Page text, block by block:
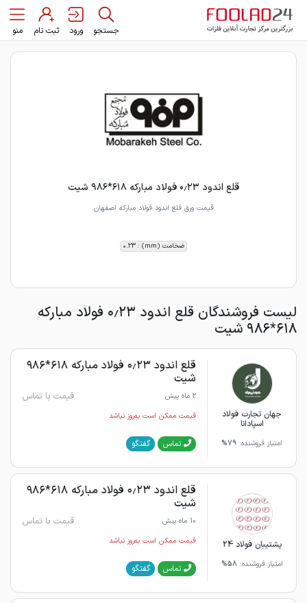
جستجو ورود ثبت نام منو
قلع اندود ۰٫۲۳ فولاد مبارکه ۶۱۸*۹۸۶ شیت
قیمت ورق قلع اندود فولاد مبارکه اصفهان
ضخامت (mm) : 0.23
لیست فروشندگان قلع اندود ۰٫۲۳ فولاد مبارکه
۶۱۸*۹۸۶ شیت
جهان تجارت فولاد
اسپادانا
امتیاز فروشنده: 79%
قلع اندود ۰٫۲۳ فولاد مبارکه ۶۱۸*۹۸۶
شیت
2 ماه پیش قیمت با تماس
قیمت ممکن است به‌روز نباشد
تماس گفتگو
پشتیبان فولاد 24
امتیاز فروشنده: 58%
قلع اندود ۰٫۲۳ فولاد مبارکه ۶۱۸*۹۸۶
شیت
10 ماه پیش قیمت با تماس
قیمت ممکن است به‌روز نباشد
تماس گفتگو